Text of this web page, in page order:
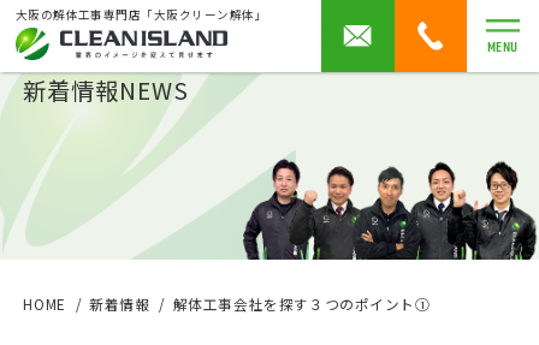
大阪の解体工事専門店「大阪クリーン解体」
MENU
新着情報NEWS
HOME 新着情報 解体工事会社を探す３つのポイント①